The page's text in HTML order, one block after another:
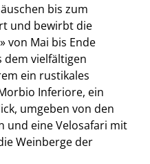
bis zum
und bewirbt die
von Mai bis Ende
dem vielfältigen
ein rustikales
Inferiore, ein
umgeben von den
und eine Velosafari mit
Weinberge der